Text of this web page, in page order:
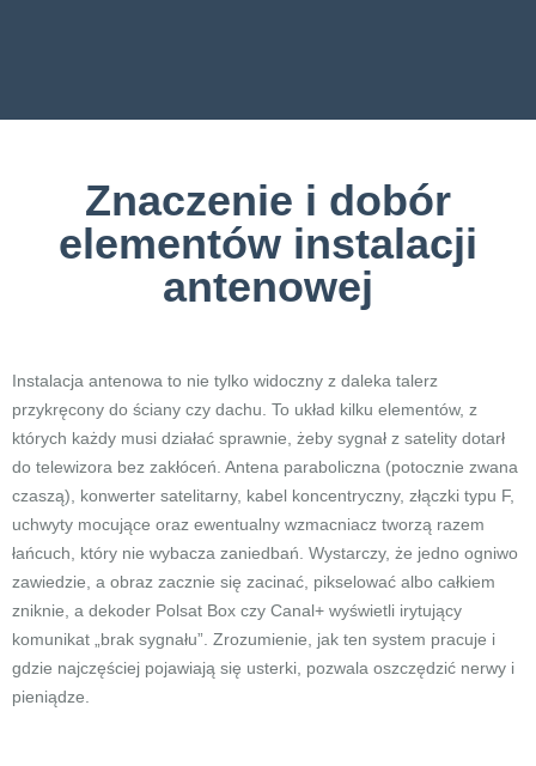
Znaczenie i dobór
elementów instalacji
antenowej
Instalacja antenowa to nie tylko widoczny z daleka talerz
przykręcony do ściany czy dachu. To układ kilku elementów, z
których każdy musi działać sprawnie, żeby sygnał z satelity dotarł
do telewizora bez zakłóceń. Antena paraboliczna (potocznie zwana
czaszą), konwerter satelitarny, kabel koncentryczny, złączki typu F,
uchwyty mocujące oraz ewentualny wzmacniacz tworzą razem
łańcuch, który nie wybacza zaniedbań. Wystarczy, że jedno ogniwo
zawiedzie, a obraz zacznie się zacinać, pikselować albo całkiem
zniknie, a dekoder Polsat Box czy Canal+ wyświetli irytujący
komunikat „brak sygnału”. Zrozumienie, jak ten system pracuje i
gdzie najczęściej pojawiają się usterki, pozwala oszczędzić nerwy i
pieniądze.